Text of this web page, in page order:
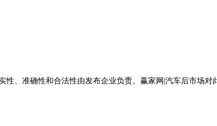
性、准确性和合法性由发布企业负责。赢家网|汽车后市场对